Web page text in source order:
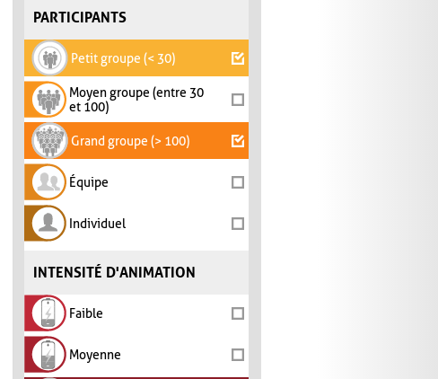
PARTICIPANTS
Petit groupe (< 30)
Moyen groupe (entre 30
et 100)
Grand groupe (> 100)
Équipe
Individuel
INTENSITÉ D'ANIMATION
Faible
Moyenne